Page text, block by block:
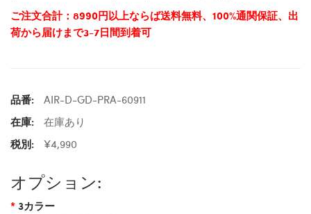
ご注文合計：8990円以上ならば送料無料、100%通関保証、出
荷から届けまで3-7日間到着可
品番:
AIR-D-GD-PRA-60911
在庫:
在庫あり
税別:
¥4,990
オプション:
3カラー